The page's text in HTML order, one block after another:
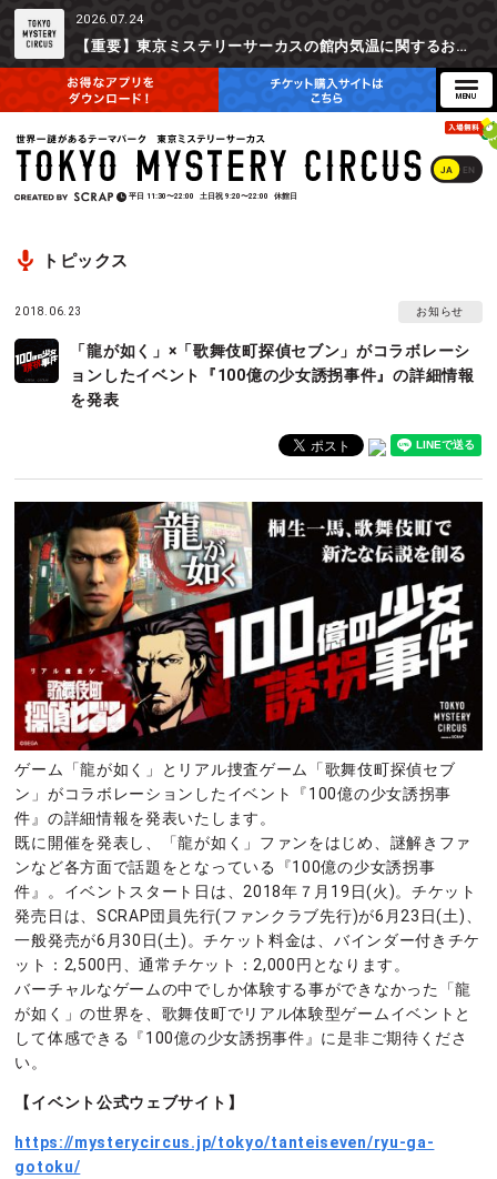
2026.07.24
【重要】東京ミステリーサーカスの館内気温に関するお詫びとご参加辞退時の返金対応について
JA EN
平日 11:30〜22:00 土日祝 9:20〜22:00 休館日
トピックス
2018.06.23 お知らせ
「龍が如く」×「歌舞伎町探偵セブン」がコラボレーシ
ョンしたイベント『100億の少女誘拐事件』の詳細情報
を発表
ゲーム「龍が如く」とリアル捜査ゲーム「歌舞伎町探偵セブ
ン」がコラボレーションしたイベント『100億の少女誘拐事
件』の詳細情報を発表いたします。
既に開催を発表し、「龍が如く」ファンをはじめ、謎解きファ
ンなど各方面で話題をとなっている『100億の少女誘拐事
件』。イベントスタート日は、2018年７月19日(火)。チケット
発売日は、SCRAP団員先行(ファンクラブ先行)が6月23日(土)、
一般発売が6月30日(土)。チケット料金は、バインダー付きチケ
ット：2,500円、通常チケット：2,000円となります。
バーチャルなゲームの中でしか体験する事ができなかった「龍
が如く」の世界を、歌舞伎町でリアル体験型ゲームイベントと
して体感できる『100億の少女誘拐事件』に是非ご期待くださ
い。
【イベント公式ウェブサイト】
https://mysterycircus.jp/tokyo/tanteiseven/ryu-ga-
gotoku/